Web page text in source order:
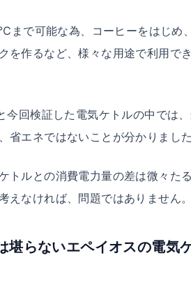
まで可能な為、コーヒーをはじめ
を作るなど、様々な用途で利用で
今回検証した電気ケトルの中では
省エネではないことが分かりまし
トルとの消費電力量の差は微々た
えなければ、問題ではありません
堪らないエペイオスの電気